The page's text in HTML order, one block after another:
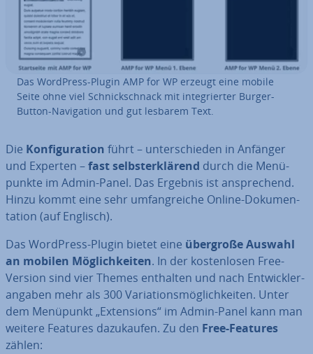
Das WordPress-Plugin AMP for WP erzeugt eine mobile
Seite ohne viel Schnick­schnack mit in­te­grier­ter Burger-
Button-Na­vi­ga­ti­on und gut lesbarem Text.
Die Kon­fi­gu­ra­ti­on führt – un­ter­schie­den in Anfänger
und Experten –fast selbst­er­klä­rend durch die Me­nü­
punk­te im Admin-Panel. Das Ergebnis ist an­spre­chend.
Hinzu kommt eine sehr um­fang­rei­che Online-Do­ku­men­
ta­ti­on (auf Englisch).
Das WordPress-Plugin bietet eine übergroße Auswahl
an mobilen Mög­lich­kei­ten. In der kos­ten­lo­sen Free-
Version sind vier Themes enthalten und nach Ent­wick­ler­
an­ga­ben mehr als 300 Va­ria­ti­ons­mög­lich­kei­ten. Unter
dem Menüpunkt „Ex­ten­si­ons“ im Admin-Panel kann man
weitere Features da­zu­kau­fen. Zu den Free-Features
zählen: